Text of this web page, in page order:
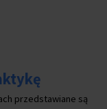
przedstawiane są